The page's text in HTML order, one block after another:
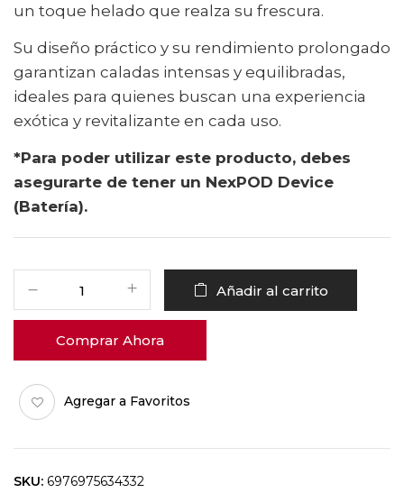
un toque helado que realza su frescura.
Su diseño práctico y su rendimiento prolongado
garantizan caladas intensas y equilibradas,
ideales para quienes buscan una experiencia
exótica y revitalizante en cada uso.
*Para poder utilizar este producto, debes
asegurarte de tener un NexPOD Device
(Batería).
Añadir al carrito
Comprar Ahora
Agregar a Favoritos
SKU: 6976975634332